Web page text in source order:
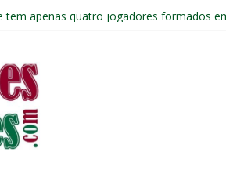
perde para o Vasco e está eliminado da
sofre torção no joelho e passará por
reconhece primeiro tempo ruim do